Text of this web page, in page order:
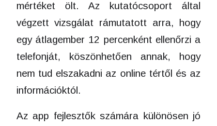
mértéket ölt. Az kutatócsoport által
végzett vizsgálat rámutatott arra, hogy
egy átlagember 12 percenként ellenőrzi a
telefonját, köszönhetően annak, hogy
nem tud elszakadni az online tértől és az
információktól.
Az app fejlesztők számára különösen jó